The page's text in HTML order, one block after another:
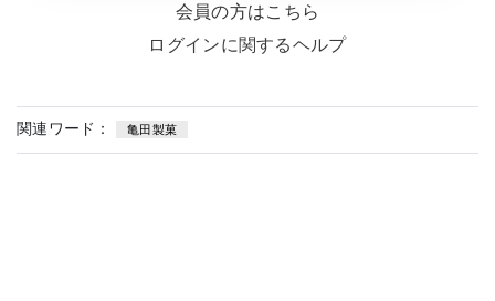
会員の方はこちら
ログインに関するヘルプ
関連ワード： 亀田製菓